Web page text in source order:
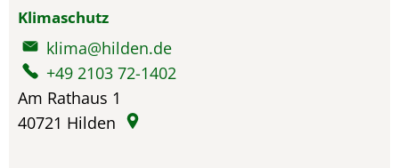
Klimaschutz
klima@hilden.de
+49 2103 72-1402
Am Rathaus 1
40721 Hilden